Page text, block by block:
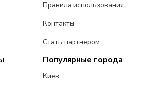
Правила использования
Контакты
Стать партнером
Популярные города
Киев